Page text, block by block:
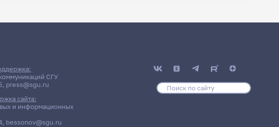
СГУ
, press@sgu.ru
сайта:
и информационных
, bessonov@sgu.ru